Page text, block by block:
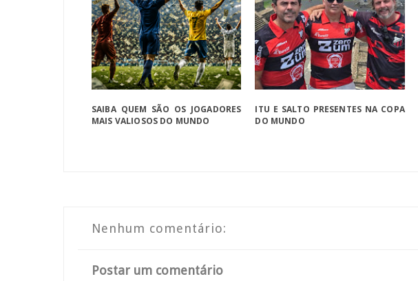
SAIBA QUEM SÃO OS JOGADORES
MAIS VALIOSOS DO MUNDO
ITU E SALTO PRESENTES NA COPA
DO MUNDO
Nenhum comentário:
Postar um comentário